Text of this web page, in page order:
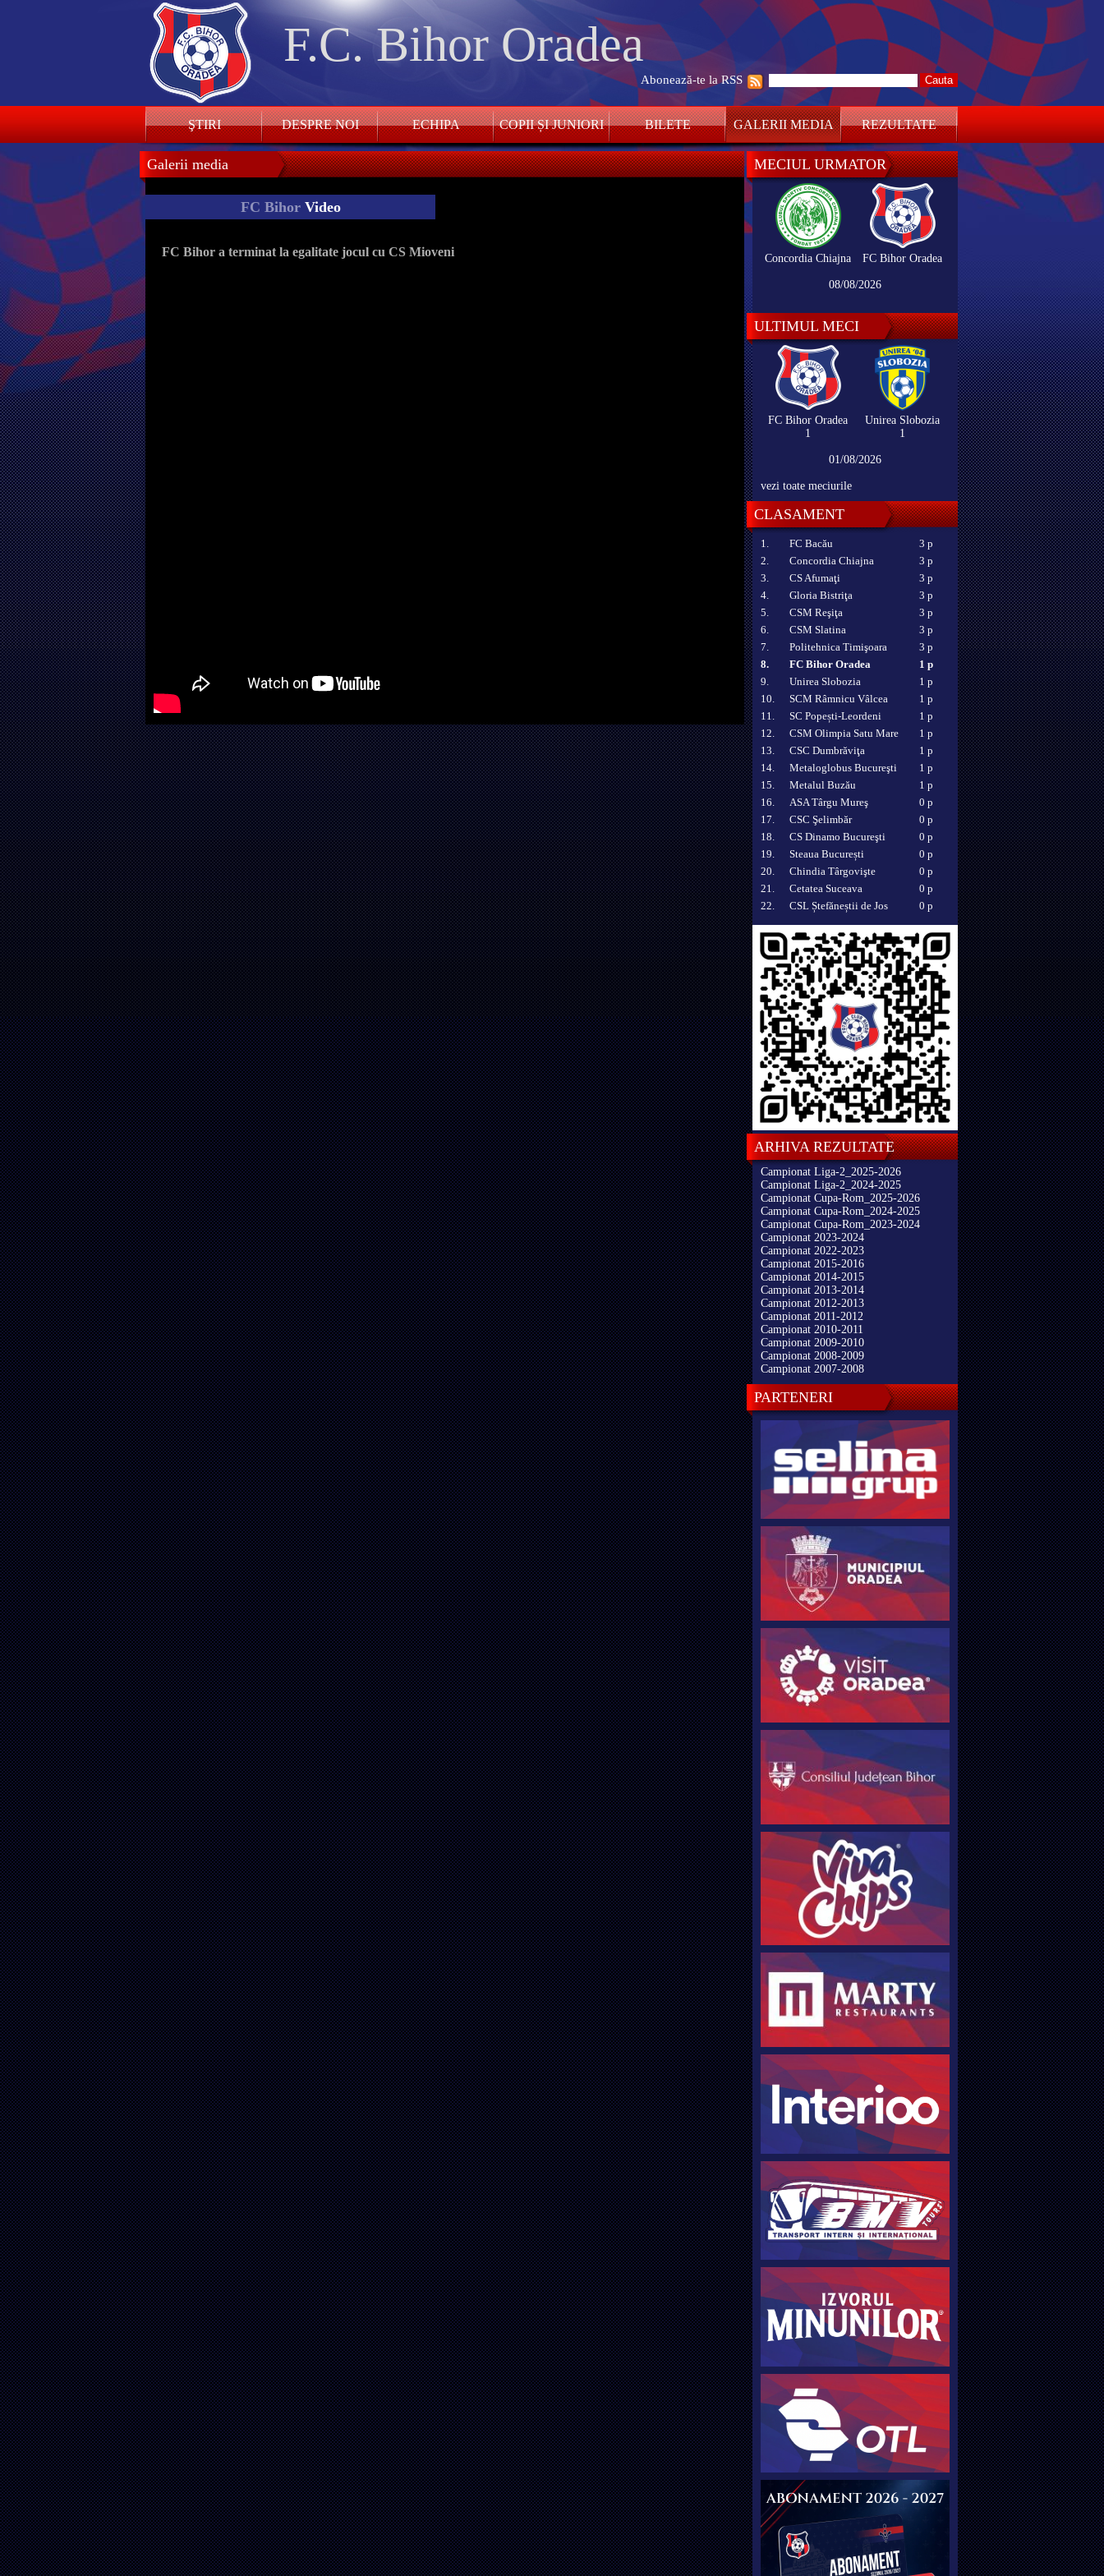
F.C. Bihor Oradea
Abonează-te la RSS
ŞTIRI DESPRE NOI ECHIPA COPII ȘI JUNIORI BILETE GALERII MEDIA REZULTATE
Galerii media
FC Bihor Video
FC Bihor a terminat la egalitate jocul cu CS Mioveni
MECIUL URMATOR
Concordia Chiajna FC Bihor Oradea
08/08/2026
ULTIMUL MECI
FC Bihor Oradea
1
Unirea Slobozia
1
01/08/2026
vezi toate meciurile
CLASAMENT
1. FC Bacău
3 p
2.
Concordia Chiajna
3 p
3.
CS Afumaţi
3 p
4.
Gloria Bistriţa
3 p
5.
CSM Reşiţa
3 p
6.
CSM Slatina
3 p
7.
Politehnica Timişoara
3 p
8.
FC Bihor Oradea
1 p
9.
Unirea Slobozia
1 p
10.
SCM Râmnicu Vâlcea
1 p
11.
SC Popești-Leordeni
1 p
12.
CSM Olimpia Satu Mare
1 p
13.
CSC Dumbrăviţa
1 p
14.
Metaloglobus Bucureşti
1 p
15.
Metalul Buzău
1 p
16.
ASA Târgu Mureş
0 p
17.
CSC Şelimbăr
0 p
18.
CS Dinamo Bucureşti
0 p
19.
Steaua București
0 p
20.
Chindia Târgovişte
0 p
21.
Cetatea Suceava
0 p
22.
CSL Ștefăneștii de Jos 0 p
ARHIVA REZULTATE
Campionat Liga-2_2025-2026
Campionat Liga-2_2024-2025
Campionat Cupa-Rom_2025-2026
Campionat Cupa-Rom_2024-2025
Campionat Cupa-Rom_2023-2024
Campionat 2023-2024
Campionat 2022-2023
Campionat 2015-2016
Campionat 2014-2015
Campionat 2013-2014
Campionat 2012-2013
Campionat 2011-2012
Campionat 2010-2011
Campionat 2009-2010
Campionat 2008-2009
Campionat 2007-2008
PARTENERI